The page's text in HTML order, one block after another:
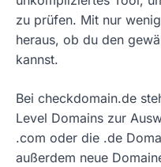
zu prüfen. Mit nur
heraus, ob du den
kannst.
Bei checkdomain.de
Level Domains zur
.com oder die .de
außerdem neue